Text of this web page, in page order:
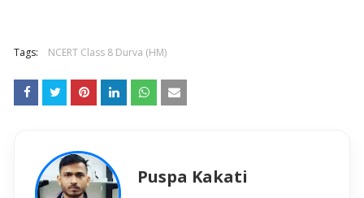
Tags: NCERT Class 8 Durva (HM)
Puspa Kakati